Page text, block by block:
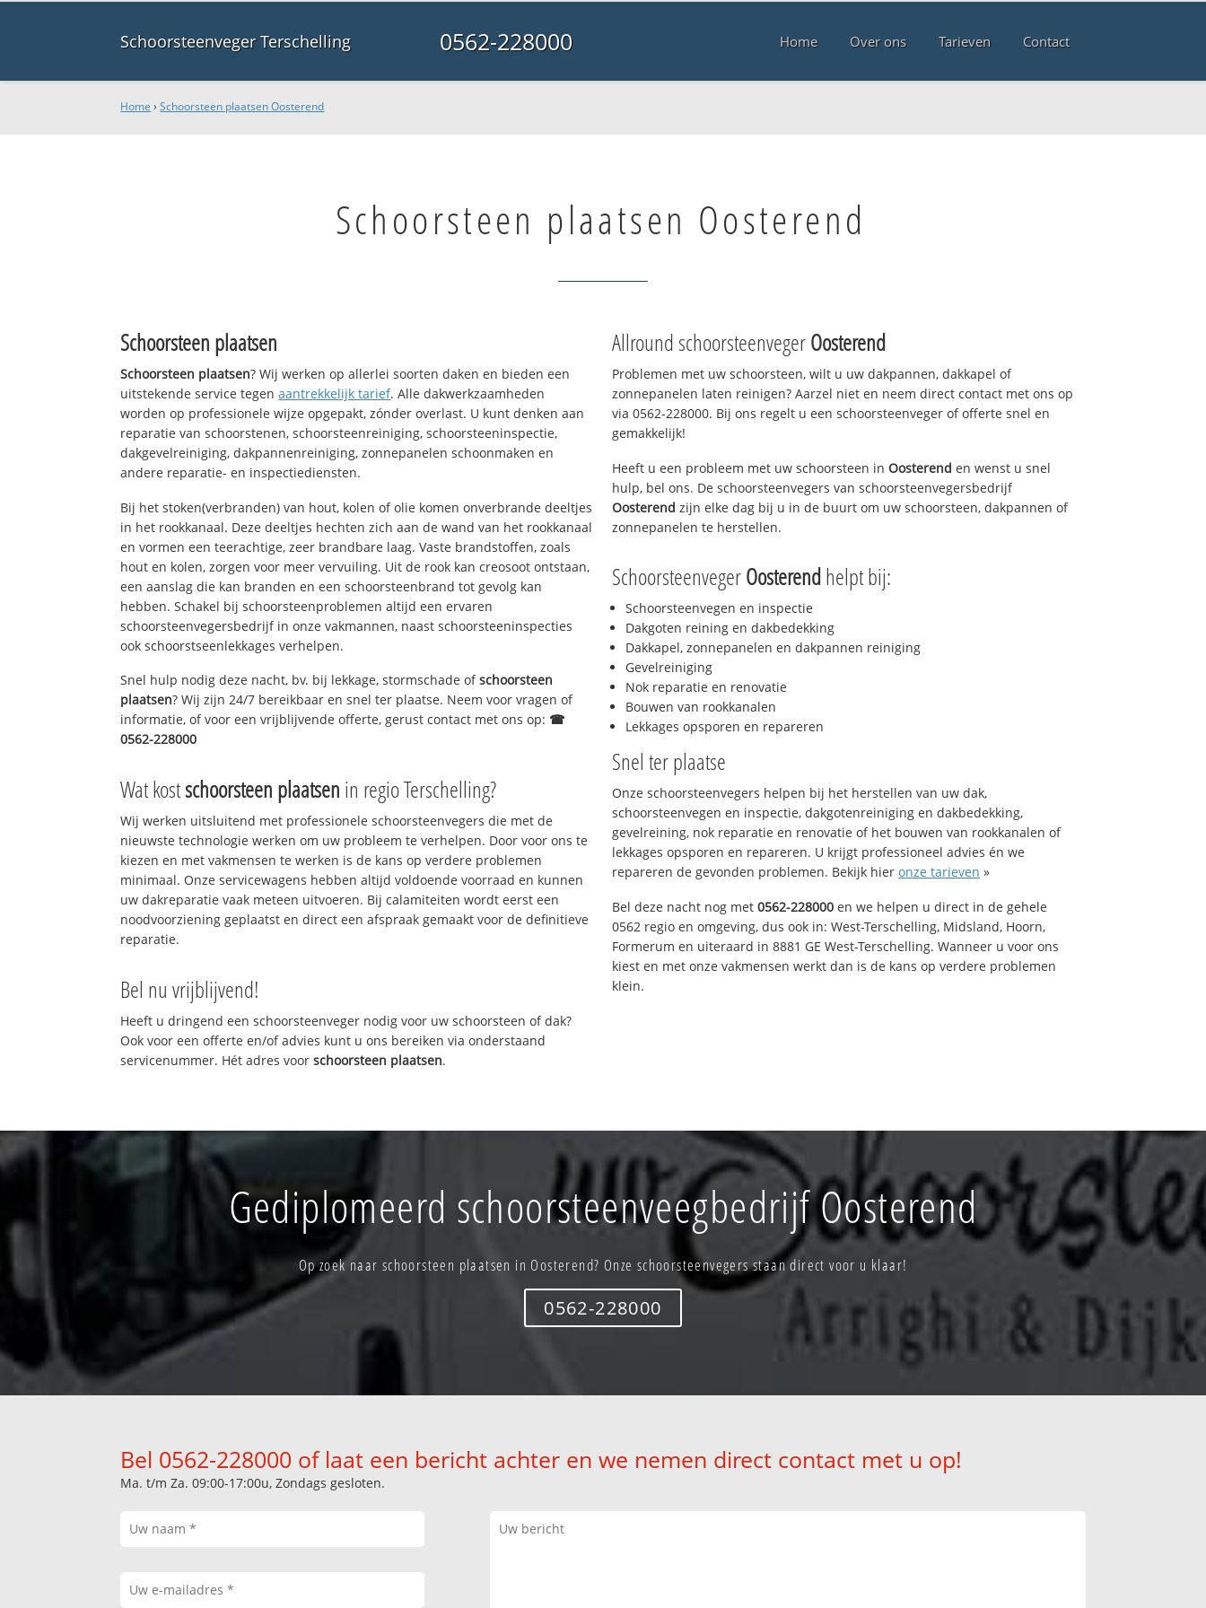
Schoorsteenveger Terschelling 0562-228000 Home Over ons Tarieven Contact
Home ›Schoorsteen plaatsen Oosterend
Schoorsteen plaatsen Oosterend
Schoorsteen plaatsen
Schoorsteen plaatsen? Wij werken op allerlei soorten daken en bieden een
uitstekende service tegenaantrekkelijk tarief. Alle dakwerkzaamheden
worden op professionele wijze opgepakt, zónder overlast. U kunt denken aan
reparatie van schoorstenen, schoorsteenreiniging, schoorsteeninspectie,
dakgevelreiniging, dakpannenreiniging, zonnepanelen schoonmaken en
andere reparatie- en inspectiediensten.
Bij het stoken(verbranden) van hout, kolen of olie komen onverbrande deeltjes
in het rookkanaal. Deze deeltjes hechten zich aan de wand van het rookkanaal
en vormen een teerachtige, zeer brandbare laag. Vaste brandstoffen, zoals
hout en kolen, zorgen voor meer vervuiling. Uit de rook kan creosoot ontstaan,
een aanslag die kan branden en een schoorsteenbrand tot gevolg kan
hebben. Schakel bij schoorsteenproblemen altijd een ervaren
schoorsteenvegersbedrijf in onze vakmannen, naast schoorsteeninspecties
ook schoorstseenlekkages verhelpen.
Snel hulp nodig deze nacht, bv. bij lekkage, stormschade ofschoorsteen
plaatsen? Wij zijn 24/7 bereikbaar en snel ter plaatse. Neem voor vragen of
informatie, of voor een vrijblijvende offerte, gerust contact met ons op: ☎
0562-228000
Wat kostschoorsteen plaatsen in regio Terschelling?
Wij werken uitsluitend met professionele schoorsteenvegers die met de
nieuwste technologie werken om uw probleem te verhelpen. Door voor ons te
kiezen en met vakmensen te werken is de kans op verdere problemen
minimaal. Onze servicewagens hebben altijd voldoende voorraad en kunnen
uw dakreparatie vaak meteen uitvoeren. Bij calamiteiten wordt eerst een
noodvoorziening geplaatst en direct een afspraak gemaakt voor de definitieve
reparatie.
Bel nu vrijblijvend!
Heeft u dringend een schoorsteenveger nodig voor uw schoorsteen of dak?
Ook voor een offerte en/of advies kunt u ons bereiken via onderstaand
servicenummer. Hét adres voorschoorsteen plaatsen.
Allround schoorsteenvegerOosterend
Problemen met uw schoorsteen, wilt u uw dakpannen, dakkapel of
zonnepanelen laten reinigen? Aarzel niet en neem direct contact met ons op
via 0562-228000. Bij ons regelt u een schoorsteenveger of offerte snel en
gemakkelijk!
Heeft u een probleem met uw schoorsteen in Oosterend en wenst u snel
hulp, bel ons. De schoorsteenvegers van schoorsteenvegersbedrijf
Oosterend zijn elke dag bij u in de buurt om uw schoorsteen, dakpannen of
zonnepanelen te herstellen.
SchoorsteenvegerOosterendhelpt bij:
Schoorsteenvegen en inspectie
Dakgoten reining en dakbedekking
Dakkapel, zonnepanelen en dakpannen reiniging
Gevelreiniging
Nok reparatie en renovatie
Bouwen van rookkanalen
Lekkages opsporen en repareren
Snel ter plaatse
Onze schoorsteenvegers helpen bij het herstellen van uw dak,
schoorsteenvegen en inspectie, dakgotenreiniging en dakbedekking,
gevelreining, nok reparatie en renovatie of het bouwen van rookkanalen of
lekkages opsporen en repareren. U krijgt professioneel advies én we
repareren de gevonden problemen. Bekijk hier onze tarieven »
Bel deze nacht nog met 0562-228000 en we helpen u direct in de gehele
0562 regio en omgeving, dus ook in: West-Terschelling, Midsland, Hoorn,
Formerum en uiteraard in 8881 GE West-Terschelling. Wanneer u voor ons
kiest en met onze vakmensen werkt dan is de kans op verdere problemen
klein.
Gediplomeerd schoorsteenveegbedrijf Oosterend
Op zoek naar schoorsteen plaatsen in Oosterend? Onze schoorsteenvegers staan direct voor u klaar!
0562-228000
Bel 0562-228000 of laat een bericht achter en we nemen direct contact met u op!
Ma. t/m Za. 09:00-17:00u, Zondags gesloten.